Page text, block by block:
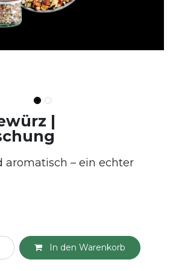
|
aromatisch – ein echter
In den Warenkorb